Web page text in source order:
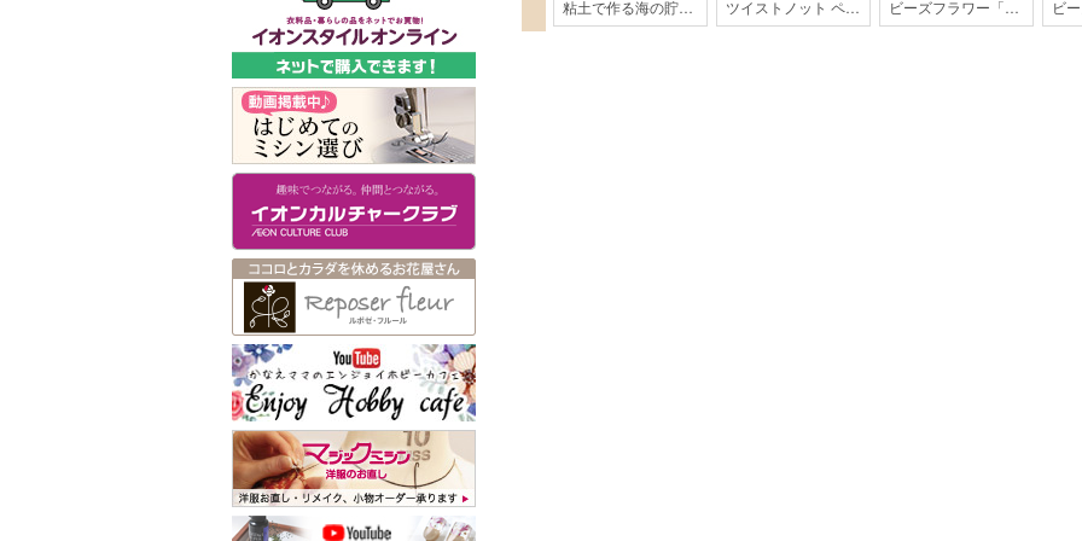
粘土で作る海の貯金箱 ツイストノット ペットボトルホルダー【パラコード】 ビーズフラワー「ひまわり」【202607monthly】